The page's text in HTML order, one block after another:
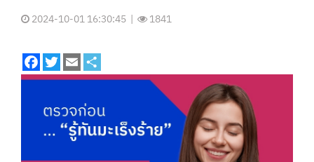
2024-10-01 16:30:45 | 1841
Facebook
TwitterEmail